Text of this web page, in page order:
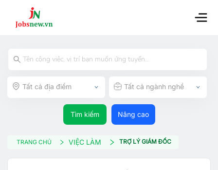
Tất cả địa điểm Tất cả ngành nghề
Tìm kiếm Nâng cao
TRANG CHỦ VIỆC LÀM TRỢ LÝ GIÁM ĐỐC